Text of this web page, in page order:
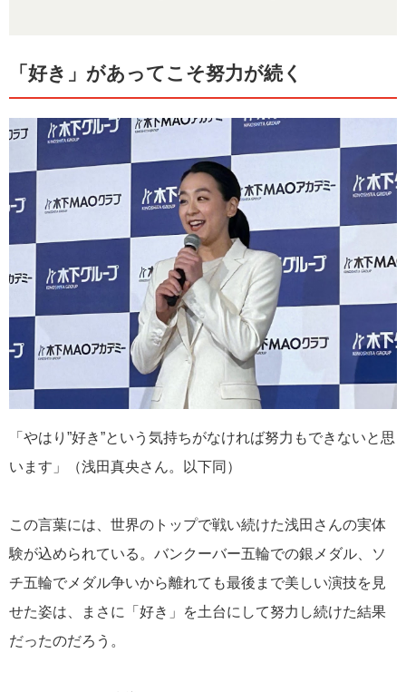
「好き」があってこそ努力が続く
「やはり”好き”という気持ちがなければ努力もできないと思
います」（浅田真央さん。以下同）
この言葉には、世界のトップで戦い続けた浅田さんの実体
験が込められている。バンクーバー五輪での銀メダル、ソ
チ五輪でメダル争いから離れても最後まで美しい演技を見
せた姿は、まさに「好き」を土台にして努力し続けた結果
だったのだろう。